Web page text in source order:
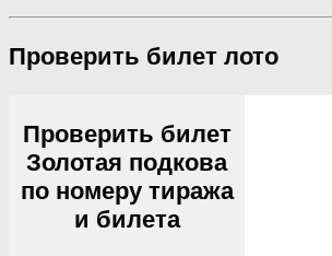
Проверить билет лото
Проверить билет
Золотая подкова
по номеру тиража
и билета